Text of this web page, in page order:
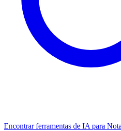
Encontrar ferramentas de IA para